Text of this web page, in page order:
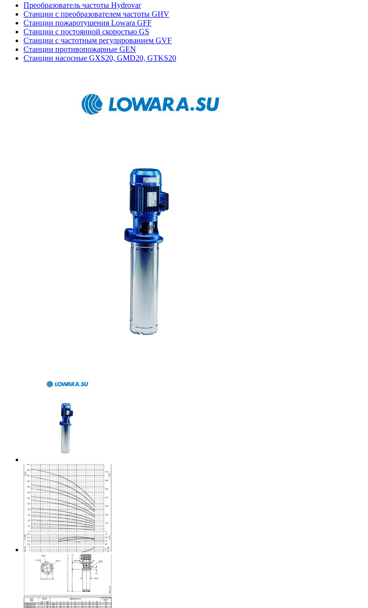
Преобразователь частоты Hydrovar
Станции с преобразователем частоты GHV
Станции пожаротушения Lowara GFF
Станции с постоянной скоростью GS
Станции с частотным регулированием GVF
Станции противопожарные GEN
Станции насосные GXS20, GMD20, GTKS20